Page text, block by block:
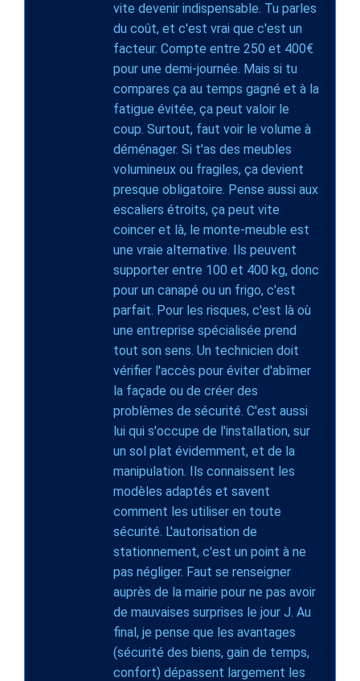
vite devenir indispensable. Tu parles
du coût, et c'est vrai que c'est un
facteur. Compte entre 250 et 400€
pour une demi-journée. Mais si tu
compares ça au temps gagné et à la
fatigue évitée, ça peut valoir le
coup. Surtout, faut voir le volume à
déménager. Si t'as des meubles
volumineux ou fragiles, ça devient
presque obligatoire. Pense aussi aux
escaliers étroits, ça peut vite
coincer et là, le monte-meuble est
une vraie alternative. Ils peuvent
supporter entre 100 et 400 kg, donc
pour un canapé ou un frigo, c'est
parfait. Pour les risques, c'est là où
une entreprise spécialisée prend
tout son sens. Un technicien doit
vérifier l'accès pour éviter d'abîmer
la façade ou de créer des
problèmes de sécurité. C'est aussi
lui qui s'occupe de l'installation, sur
un sol plat évidemment, et de la
manipulation. Ils connaissent les
modèles adaptés et savent
comment les utiliser en toute
sécurité. L'autorisation de
stationnement, c'est un point à ne
pas négliger. Faut se renseigner
auprès de la mairie pour ne pas avoir
de mauvaises surprises le jour J. Au
final, je pense que les avantages
(sécurité des biens, gain de temps,
confort) dépassent largement les